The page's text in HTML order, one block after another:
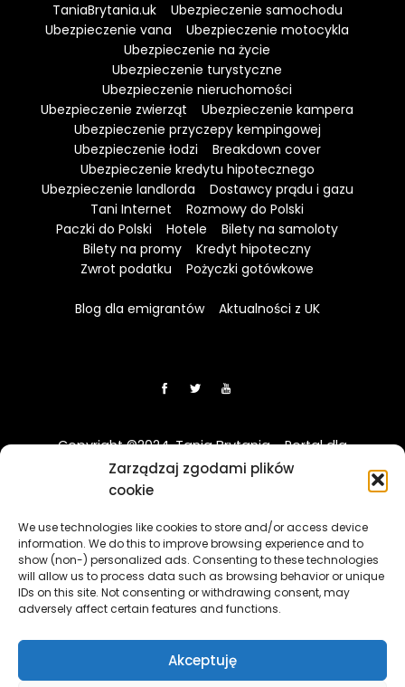
Zarządzaj zgodami plików
cookie
We use technologies like cookies to store and/or access device
information. We do this to improve browsing experience and to
show (non-) personalized ads. Consenting to these technologies
will allow us to process data such as browsing behavior or unique
IDs on this site. Not consenting or withdrawing consent, may
adversely affect certain features and functions.
Akceptuję
TaniaBrytania.uk
Ubezpieczenie samochodu
Ubezpieczenie vana
Ubezpieczenie motocykla
Ubezpieczenie na życie
Ubezpieczenie turystyczne
Ubezpieczenie nieruchomości
Ubezpieczenie zwierząt
Ubezpieczenie kampera
Ubezpieczenie przyczepy kempingowej
Ubezpieczenie łodzi
Breakdown cover
Ubezpieczenie kredytu hipotecznego
Ubezpieczenie landlorda
Dostawcy prądu i gazu
Tani Internet
Rozmowy do Polski
Paczki do Polski
Hotele
Bilety na samoloty
Bilety na promy
Kredyt hipoteczny
Zwrot podatku
Pożyczki gotówkowe
Blog dla emigrantów Aktualności z UK
Copyright ©2024. Tania Brytania - Portal dla
Polaków w UK
przez Financial Conduct Authority (FCA) i jest prowadzona
wyłącznie w celach informacyjno-edukacyjnych. Treści
zawierająca linki sponsorowane i afiliacyjne, a klikając w nie
i korzystając z usług reklamodawców lub firm
współpracujących, nasz serwis może otrzymać